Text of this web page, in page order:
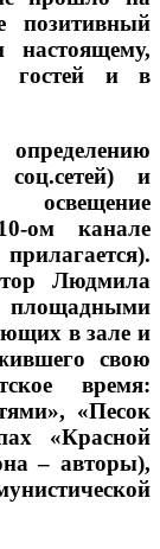
позитивный
гостей и в
соц.сетей) и
ом канале
Людмила
площадными
в зале и
свою
время:
«Песок
«Красной
– авторы),